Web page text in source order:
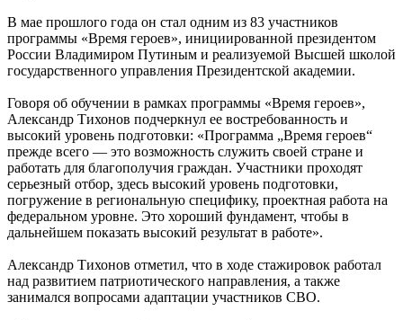
В мае прошлого года он стал одним из 83 участников
программы «Время героев», инициированной президентом
России Владимиром Путиным и реализуемой Высшей школой
государственного управления Президентской академии.
Говоря об обучении в рамках программы «Время героев»,
Александр Тихонов подчеркнул ее востребованность и
высокий уровень подготовки: «Программа „Время героев“
прежде всего — это возможность служить своей стране и
работать для благополучия граждан. Участники проходят
серьезный отбор, здесь высокий уровень подготовки,
погружение в региональную специфику, проектная работа на
федеральном уровне. Это хороший фундамент, чтобы в
дальнейшем показать высокий результат в работе».
Александр Тихонов отметил, что в ходе стажировок работал
над развитием патриотического направления, а также
занимался вопросами адаптации участников СВО.